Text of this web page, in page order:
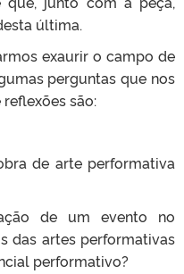
última.
exaurir o campo de
perguntas que nos
são:
de arte performativa
de um evento no
das artes performativas
performativo?